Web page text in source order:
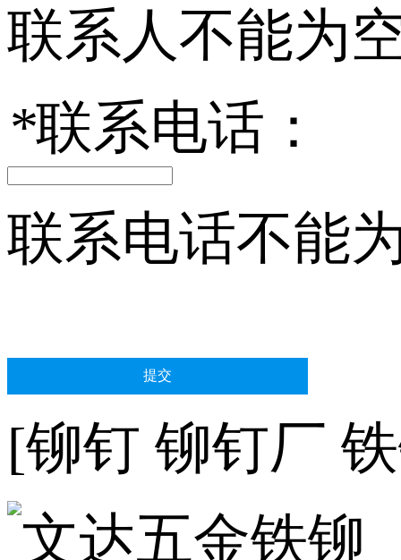
联系人不能为
*联系电话：
联系电话不能
[铆钉 铆钉厂